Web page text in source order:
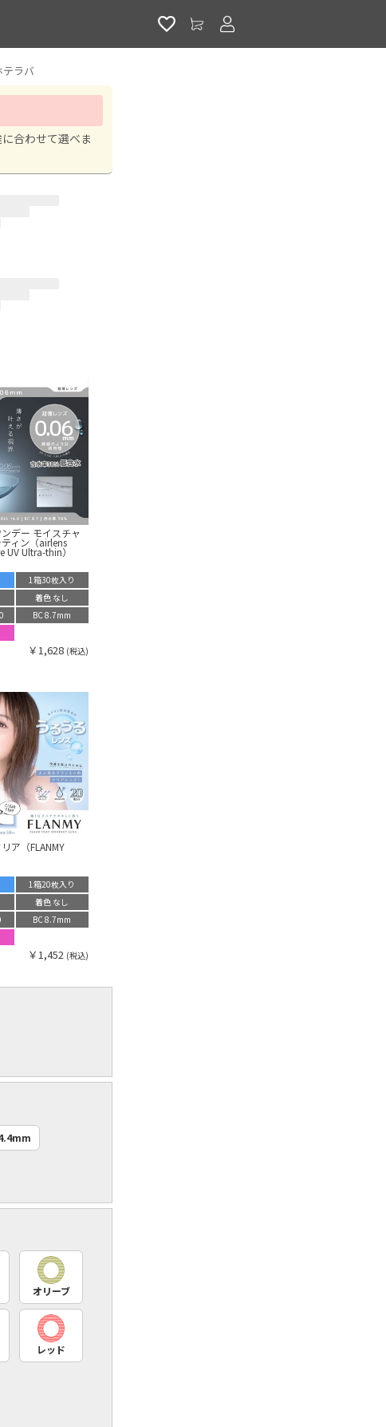
ラバ
合わせて選べま
デー モイスチャ
ィン（airlens
Ultra-thin）
1箱30枚入り
着色 なし
BC 8.7mm
￥1,628 (税込)
ア（FLANMY
1箱20枚入り
着色 なし
BC 8.7mm
￥1,452 (税込)
オリーブ
レッド